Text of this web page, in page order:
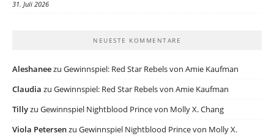
31. Juli 2026
NEUESTE KOMMENTARE
Aleshaneezu Gewinnspiel: Red Star Rebels von Amie Kaufman
Claudia zu Gewinnspiel: Red Star Rebels von Amie Kaufman
Tillyzu Gewinnspiel Nightblood Prince von Molly X. Chang
Viola Petersenzu Gewinnspiel Nightblood Prince von Molly X.